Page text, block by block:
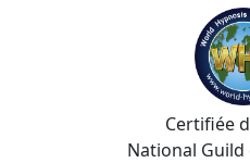
Certifiée
National